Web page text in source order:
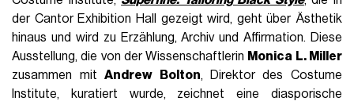
der Cantor Exhibition Hall gezeigt wird, geht über Ästhetik
hinaus und wird zu Erzählung, Archiv und Affirmation. Diese
Ausstellung, die von der Wissenschaftlerin Monica L. Miller
zusammen mitAndrew Bolton, Direktor des Costume
Institute, kuratiert wurde, zeichnet eine diasporische